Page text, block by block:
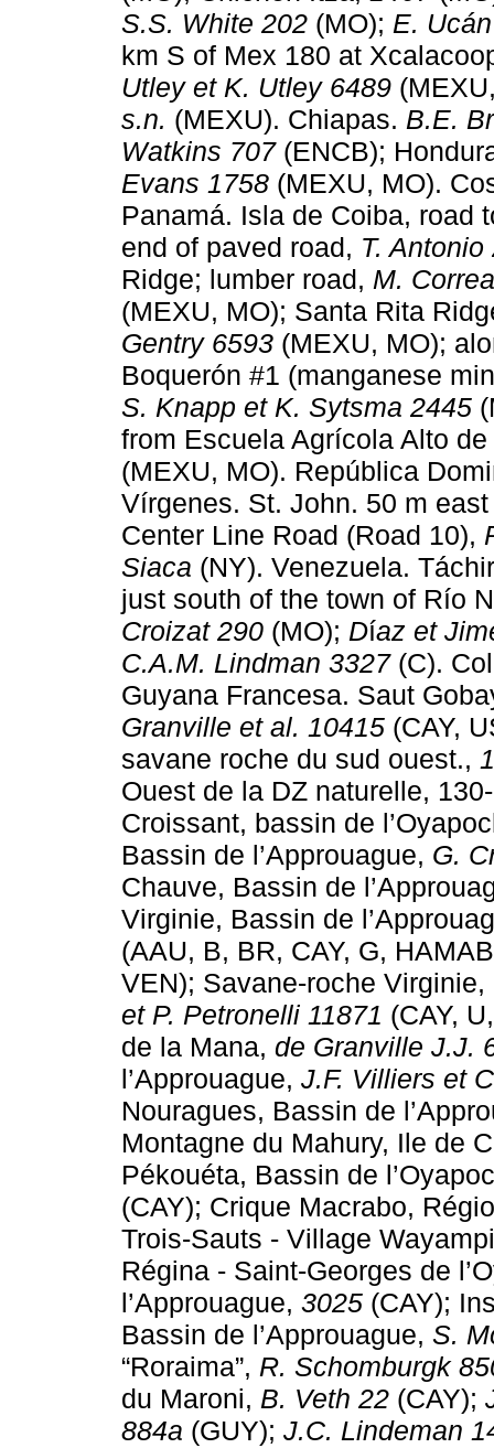
S.S. White 202 (MO); E.
km S of Mex 180 at
Utley et K. Utley 6489
s.n. (MEXU). Chiapas. B.E.
Watkins 707(ENCB);
Evans 1758 (MEXU, MO).
Panamá. Isla de Coiba, road
end of paved road, T. Antonio
Ridge; lumber road, M.
(MEXU, MO); Santa Rita
Gentry 6593 (MEXU, MO);
Boquerón #1 (manganese
S. Knapp et K. Sytsma 2445
from Escuela Agrícola Alto
(MEXU, MO). República
Vírgenes. St. John. 50 m
Center Line Road (Road 10),
Siaca (NY). Venezuela.
just south of the town of Río
Croizat 290 (MO); Díaz et
C.A.M. Lindman 3327(C).
Guyana Francesa. Saut
Granville et al. 10415 (CAY,
savane roche du sud ouest.,
Ouest de la DZ naturelle,
Croissant, bassin de
Bassin de l’Approuague, G.
Chauve, Bassin de
Virginie, Bassin de
(AAU, B, BR, CAY, G,
VEN); Savane-roche
et P. Petronelli 11871 (CAY,
de la Mana, de Granville J.J.
l’Approuague, J.F. Villiers et
Nouragues, Bassin de
Montagne du Mahury, Ile de
Pékouéta, Bassin de
(CAY); Crique Macrabo,
Trois-Sauts - Village
Régina - Saint-Georges de
l’Approuague, 3025 (CAY);
Bassin de l’Approuague, S.
“Roraima”, R. Schomburgk
du Maroni, B. Veth 22 (CAY);
884a (GUY); J.C. Lindeman